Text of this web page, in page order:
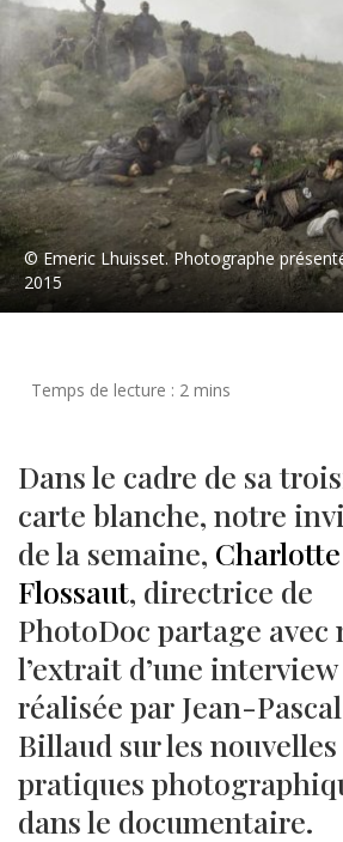
© Emeric Lhuisset. Photographe
2015
Dans le cadre de sa
carte blanche, notre
de la semaine, Charlotte
Flossaut, directrice de
PhotoDoc partage avec
l’extrait d’une interview
réalisée par Jean-Pascal
Billaud sur les nouvelles
pratiques
dans le documentaire.